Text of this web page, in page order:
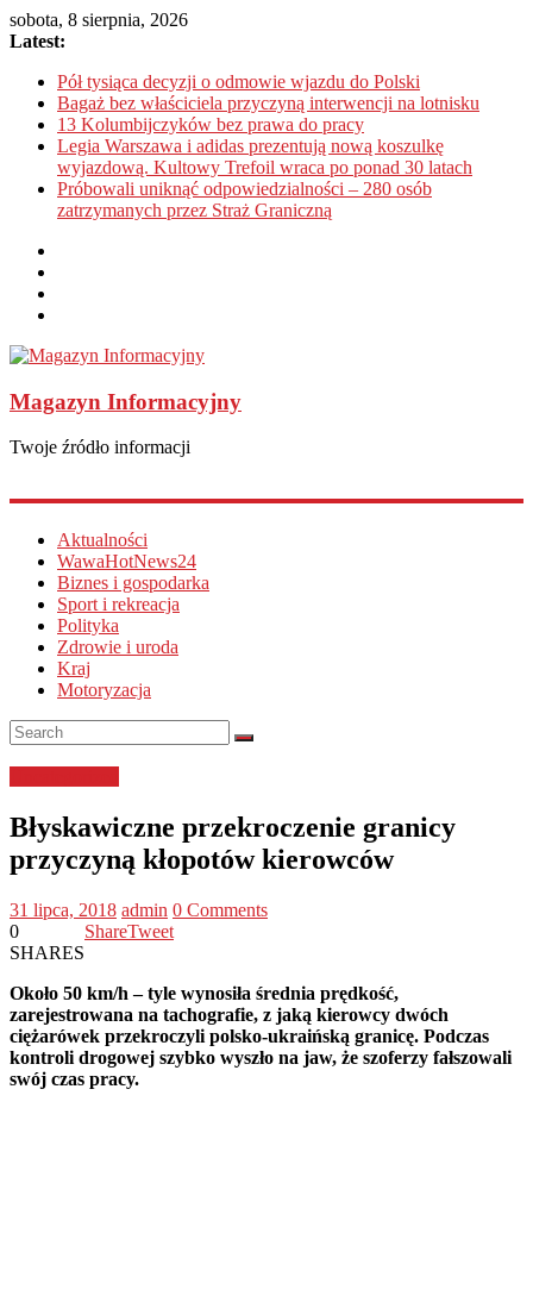
sobota, 8 sierpnia, 2026
Latest:
Pół tysiąca decyzji o odmowie wjazdu do Polski
Bagaż bez właściciela przyczyną interwencji na lotnisku
13 Kolumbijczyków bez prawa do pracy
Legia Warszawa i adidas prezentują nową koszulkę
wyjazdową. Kultowy Trefoil wraca po ponad 30 latach
Próbowali uniknąć odpowiedzialności – 280 osób
zatrzymanych przez Straż Graniczną
Magazyn Informacyjny
Twoje źródło informacji
Aktualności
WawaHotNews24
Biznes i gospodarka
Sport i rekreacja
Polityka
Zdrowie i uroda
Kraj
Motoryzacja
Błyskawiczne przekroczenie granicy
przyczyną kłopotów kierowców
31 lipca, 2018 admin 0 Comments
0
SHARES
ShareTweet
Około 50 km/h – tyle wynosiła średnia prędkość,
zarejestrowana na tachografie, z jaką kierowcy dwóch
ciężarówek przekroczyli polsko-ukraińską granicę. Podczas
kontroli drogowej szybko wyszło na jaw, że szoferzy fałszowali
swój czas pracy.